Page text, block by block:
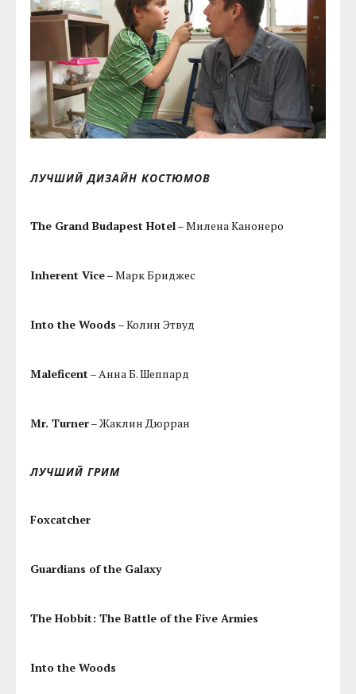
ЛУЧШИЙ ДИЗАЙН КОСТЮМОВ
The Grand Budapest Hotel– Милена Канонеро
Inherent Vice– Марк Бриджес
Into the Woods – Колин Этвуд
Maleficent– Анна Б. Шеппард
Mr. Turner– Жаклин Дюрран
ЛУЧШИЙ ГРИМ
Foxcatcher
Guardians of the Galaxy
The Hobbit: The Battle of the Five Armies
Into the Woods